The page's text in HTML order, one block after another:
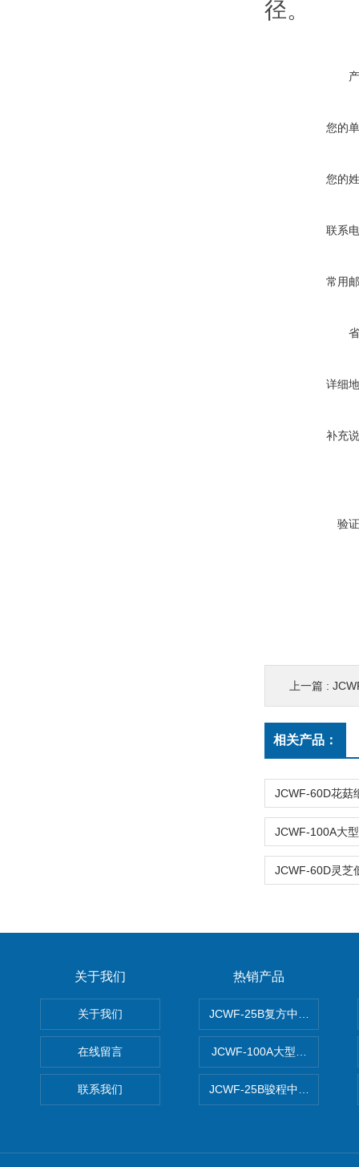
径。
您的
您的
联系
常用
详细
补充
验
上一篇 :
相关产品：
关于我们
关于我们
在线留言
联系我们
热销产品
JCWF-25B复方中药材超微粉
JCWF-100A大型中药材超微
JCWF-25B骏程中草药超细粉